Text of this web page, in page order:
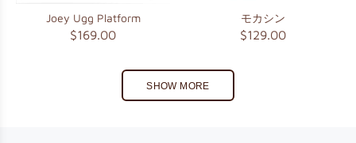
Joey Ugg Platform
$169.00
モカシン
$129.00
SHOW MORE